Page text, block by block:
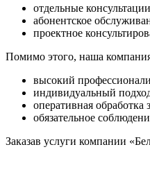
отдельные
абонентское
проектное
Помимо этого, наша
высокий
индивидуальный
оперативная обработка
обязательное
Заказав услуги компании